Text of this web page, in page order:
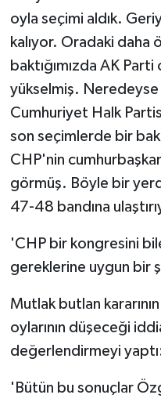
oyla seçimi aldık.
kalıyor. Oradaki daha
baktığımızda AK Parti
yükselmiş. Neredeyse
Cumhuriyet Halk
son seçimlerde bir
CHP'nin
görmüş. Böyle bir
47-48 bandına
'CHP bir kongresini
gereklerine uygun bir
Mutlak butlan
oylarının düşeceği
değerlendirmeyi
'Bütün bu sonuçlar